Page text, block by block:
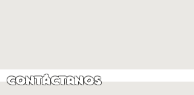
Contáctanos